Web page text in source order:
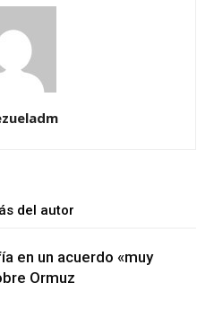
del autor
en un acuerdo «muy
Ormuz